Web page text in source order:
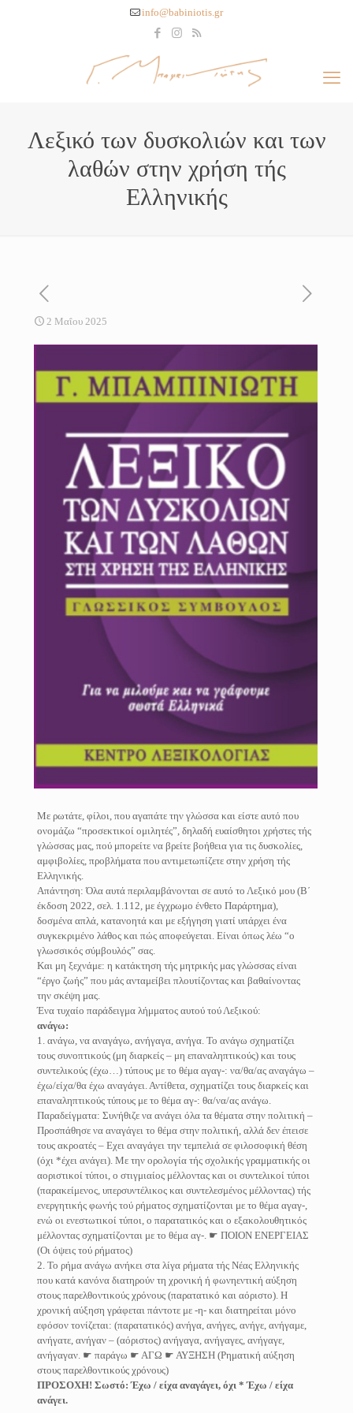
info@babiniotis.gr
Λεξικό των δυσκολιών και των
λαθών στην χρήση τής
Ελληνικής
2 Μαΐου 2025
Με ρωτάτε, φίλοι, που αγαπάτε την γλώσσα και είστε αυτό που
ονομάζω “προσεκτικοί ομιλητές”, δηλαδή ευαίσθητοι χρήστες τής
γλώσσας μας, πού μπορείτε να βρείτε βοήθεια για τις δυσκολίες,
αμφιβολίες, προβλήματα που αντιμετωπίζετε στην χρήση τής
Ελληνικής.
Απάντηση: Όλα αυτά περιλαμβάνονται σε αυτό το Λεξικό μου (Β΄
έκδοση 2022, σελ. 1.112, με έγχρωμο ένθετο Παράρτημα),
δοσμένα απλά, κατανοητά και με εξήγηση γιατί υπάρχει ένα
συγκεκριμένο λάθος και πώς αποφεύγεται. Είναι όπως λέω “ο
γλωσσικός σύμβουλός” σας.
Και μη ξεχνάμε: η κατάκτηση τής μητρικής μας γλώσσας είναι
“έργο ζωής” που μάς ανταμείβει πλουτίζοντας και βαθαίνοντας
την σκέψη μας.
Ένα τυχαίο παράδειγμα λήμματος αυτού τού Λεξικού:
ανάγω:
1. ανάγω, να αναγάγω, ανήγαγα, ανήγα. Το ανάγω σχηματίζει
τους συνοπτικούς (μη διαρκείς – μη επαναληπτικούς) και τους
συντελικούς (έχω…) τύπους με το θέμα αγαγ-: να/θα/ας αναγάγω –
έχω/είχα/θα έχω αναγάγει. Αντίθετα, σχηματίζει τους διαρκείς και
επαναληπτικούς τύπους με το θέμα αγ-: θα/να/ας ανάγω.
Παραδείγματα: Συνήθιζε να ανάγει όλα τα θέματα στην πολιτική –
Προσπάθησε να αναγάγει το θέμα στην πολιτική, αλλά δεν έπεισε
τους ακροατές – Εχει αναγάγει την τεμπελιά σε φιλοσοφική θέση
(όχι *έχει ανάγει). Με την ορολογία τής σχολικής γραμματικής οι
αοριστικοί τύποι, ο στιγμιαίος μέλλοντας και οι συντελικοί τύποι
(παρακείμενος, υπερσυντέλικος και συντελεσμένος μέλλοντας) τής
ενεργητικής φωνής τού ρήματος σχηματίζονται με το θέμα αγαγ-,
ενώ οι ενεστωτικοί τύποι, ο παρατατικός και ο εξακολουθητικός
μέλλοντας σχηματίζονται με το θέμα αγ-. ☛ ΠΟΙΟΝ ΕΝΕΡΓΕΙΑΣ
(Οι όψεις τού ρήματος)
2. Το ρήμα ανάγω ανήκει στα λίγα ρήματα τής Νέας Ελληνικής
που κατά κανόνα διατηρούν τη χρονική ή φωνηεντική αύξηση
στους παρελθοντικούς χρόνους (παρατατικό και αόριστο). Η
χρονική αύξηση γράφεται πάντοτε με -η- και διατηρείται μόνο
εφόσον τονίζεται: (παρατατικός) ανήγα, ανήγες, ανήγε, ανήγαμε,
ανήγατε, ανήγαν – (αόριστος) ανήγαγα, ανήγαγες, ανήγαγε,
ανήγαγαν. ☛ παράγω ☛ ΑΓΩ ☛ ΑΥΞΗΣΗ (Ρηματική αύξηση
στους παρελθοντικούς χρόνους)
ΠΡΟΣΟΧΗ! Σωστό: Έχω / είχα αναγάγει, όχι * Έχω / είχα
ανάγει.